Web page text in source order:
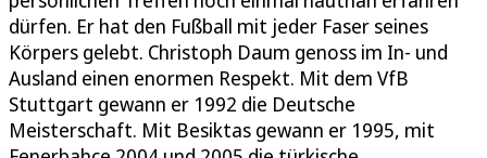
dürfen. Er hat den Fußball mit jeder Faser seines
Körpers gelebt. Christoph Daum genoss im In- und
Ausland einen enormen Respekt. Mit dem VfB
Stuttgart gewann er 1992 die Deutsche
Meisterschaft. Mit Besiktas gewann er 1995, mit